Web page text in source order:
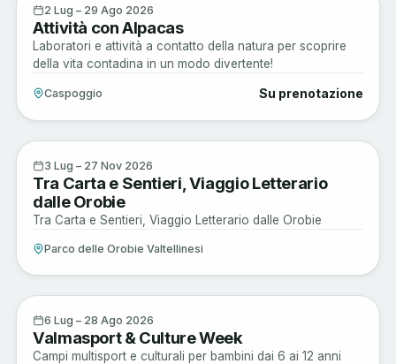
Active
2 Lug – 29 Ago 2026
Attività con Alpacas
Laboratori e attività a contatto della natura per scoprire
della vita contadina in un modo divertente!
Caspoggio Su prenotazione
Arte e Cultura
3 Lug – 27 Nov 2026
Tra Carta e Sentieri, Viaggio Letterario
dalle Orobie
Tra Carta e Sentieri, Viaggio Letterario dalle Orobie
Parco delle Orobie Valtellinesi
Musica e Spettacoli
6 Lug – 28 Ago 2026
Valmasport & Culture Week
Campi multisport e culturali per bambini dai 6 ai 12 anni